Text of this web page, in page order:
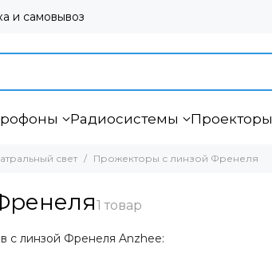
и самовывоз
Радиосистемы Проекторы
свет Прожекторы с линзой Френеля
с линзой Френеля Anzhee: